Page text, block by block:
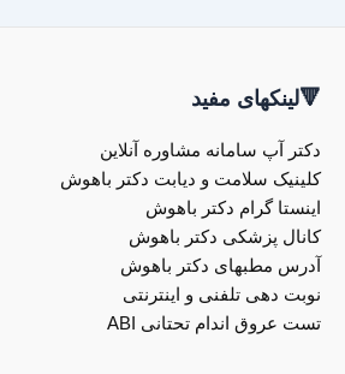
🔻لینکهای مفید
دکتر آپ سامانه مشاوره آنلاین
کلینیک سلامت و دیابت دکتر باهوش
اینستا گرام دکتر باهوش
کانال پزشکی دکتر باهوش
آدرس مطبهای دکتر باهوش
نوبت دهی تلفنی و اینترنتی
تست عروق اندام تحتانی ABI